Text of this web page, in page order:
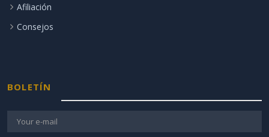
Afiliación
Consejos
BOLETÍN